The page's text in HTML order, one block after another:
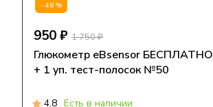
-46%
950 ₽ 1 750 ₽
Глюкометр eBsensor БЕСПЛАТНО
+ 1 уп. тест-полосок №50
4.8 Есть в наличии